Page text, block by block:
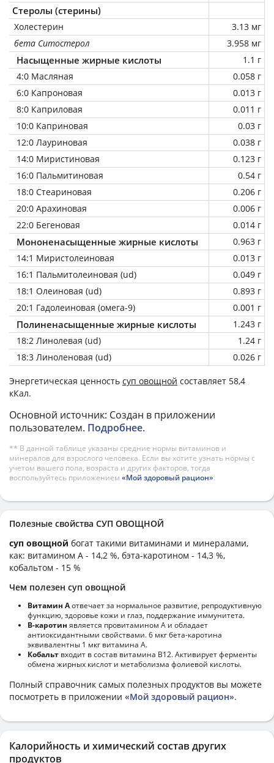
Стеролы (стерины)
Холестерин
3.13 мг
бета Ситостерол
3.958 мг
Насыщенные жирные кислоты
1.1 г
4:0 Масляная
0.058 г
6:0 Капроновая
0.013 г
8:0 Каприловая
0.011 г
10:0 Каприновая
0.03 г
12:0 Лауриновая
0.038 г
14:0 Миристиновая
0.123 г
16:0 Пальмитиновая
0.54 г
18:0 Стеариновая
0.206 г
20:0 Арахиновая
0.006 г
22:0 Бегеновая
0.014 г
Мононенасыщенные жирные кислоты
0.963 г
14:1 Миристолеиновая
0.013 г
16:1 Пальмитолеиновая (ud)
0.049 г
18:1 Олеиновая (ud)
0.893 г
20:1 Гадолеиновая (омега-9)
0.001 г
Полиненасыщенные жирные кислоты
1.243 г
18:2 Линолевая (ud)
1.24 г
18:3 Линоленовая (ud)
0.026 г
Энергетическая ценность суп овощной составляет 58,4
кКал.
Основной источник: Создан в приложении
пользователем. Подробнее.
** В данной таблице указаны средние нормы витаминов и
минералов для взрослого человека. Если вы хотите узнать нормы с
учетом вашего пола, возраста и других факторов, тогда
воспользуйтесь приложением «Мой здоровый рацион».
Полезные свойства СУП ОВОЩНОЙ
суп овощной богат такими витаминами и минералами,
как: витамином А - 14,2 %, бэта-каротином - 14,3 %,
кобальтом - 15 %
Чем полезен суп овощной
Витамин Аотвечает за нормальное развитие, репродуктивную
функцию, здоровье кожи и глаз, поддержание иммунитета.
В-каротин является провитамином А и обладает
антиоксидантными свойствами. 6 мкг бета-каротина
эквивалентны 1 мкг витамина А.
Кобальт входит в состав витамина В12. Активирует ферменты
обмена жирных кислот и метаболизма фолиевой кислоты.
Полный справочник самых полезных продуктов вы можете
посмотреть в приложении «Мой здоровый рацион».
Калорийность и химический состав других
продуктов